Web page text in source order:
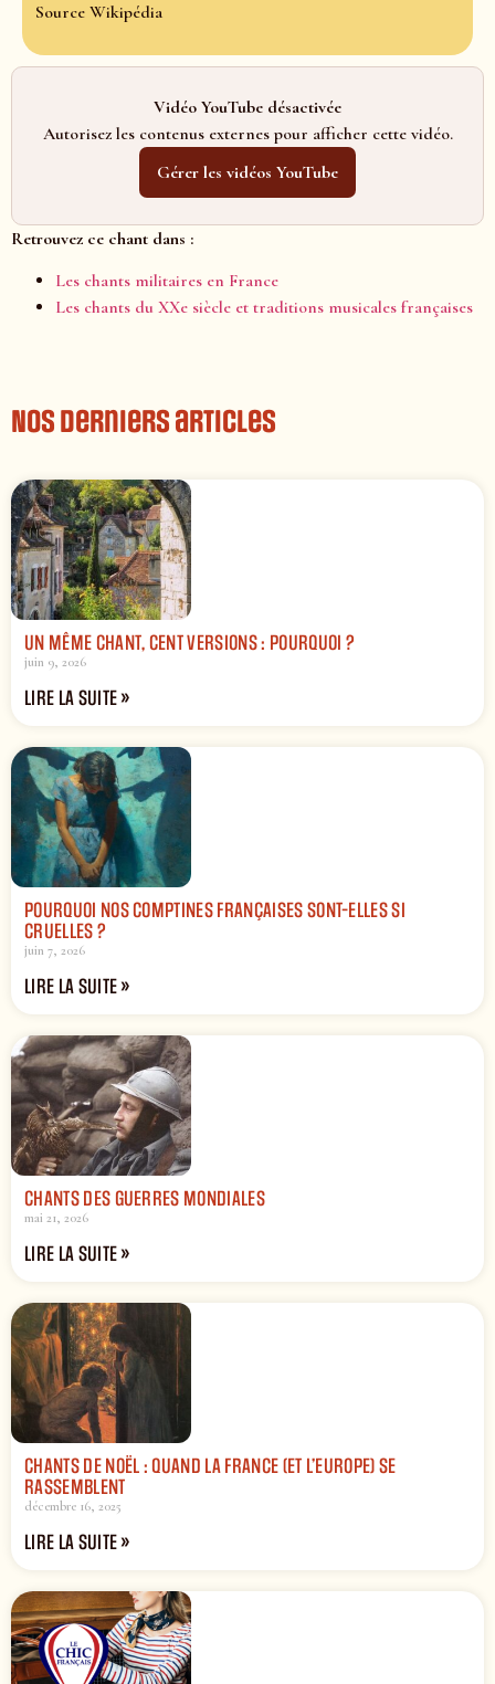
Source Wikipédia
Vidéo YouTube désactivée
Autorisez les contenus externes pour afficher cette vidéo.
Gérer les vidéos YouTube
Retrouvez ce chant dans :
Les chants militaires en France
Les chants du XXe siècle et traditions musicales françaises
Nos derniers articles
UN MÊME CHANT, CENT VERSIONS : POURQUOI ?
juin 9, 2026
LIRE LA SUITE »
POURQUOI NOS COMPTINES FRANÇAISES SONT-ELLES SI
CRUELLES ?
juin 7, 2026
LIRE LA SUITE »
CHANTS DES GUERRES MONDIALES
mai 21, 2026
LIRE LA SUITE »
CHANTS DE NOËL : QUAND LA FRANCE (ET L’EUROPE) SE
RASSEMBLENT
décembre 16, 2025
LIRE LA SUITE »